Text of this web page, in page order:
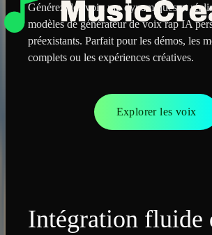
Générez des voix rap dynamiques et
modèles de générateur de voix rap IA
préexistants. Parfait pour les démos, les
complets ou les expériences créatives.
Explorer les voix
Intégration fluide